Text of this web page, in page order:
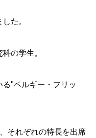
た。
の学生。
"ベルギー・フリッ
それぞれの特長を出席